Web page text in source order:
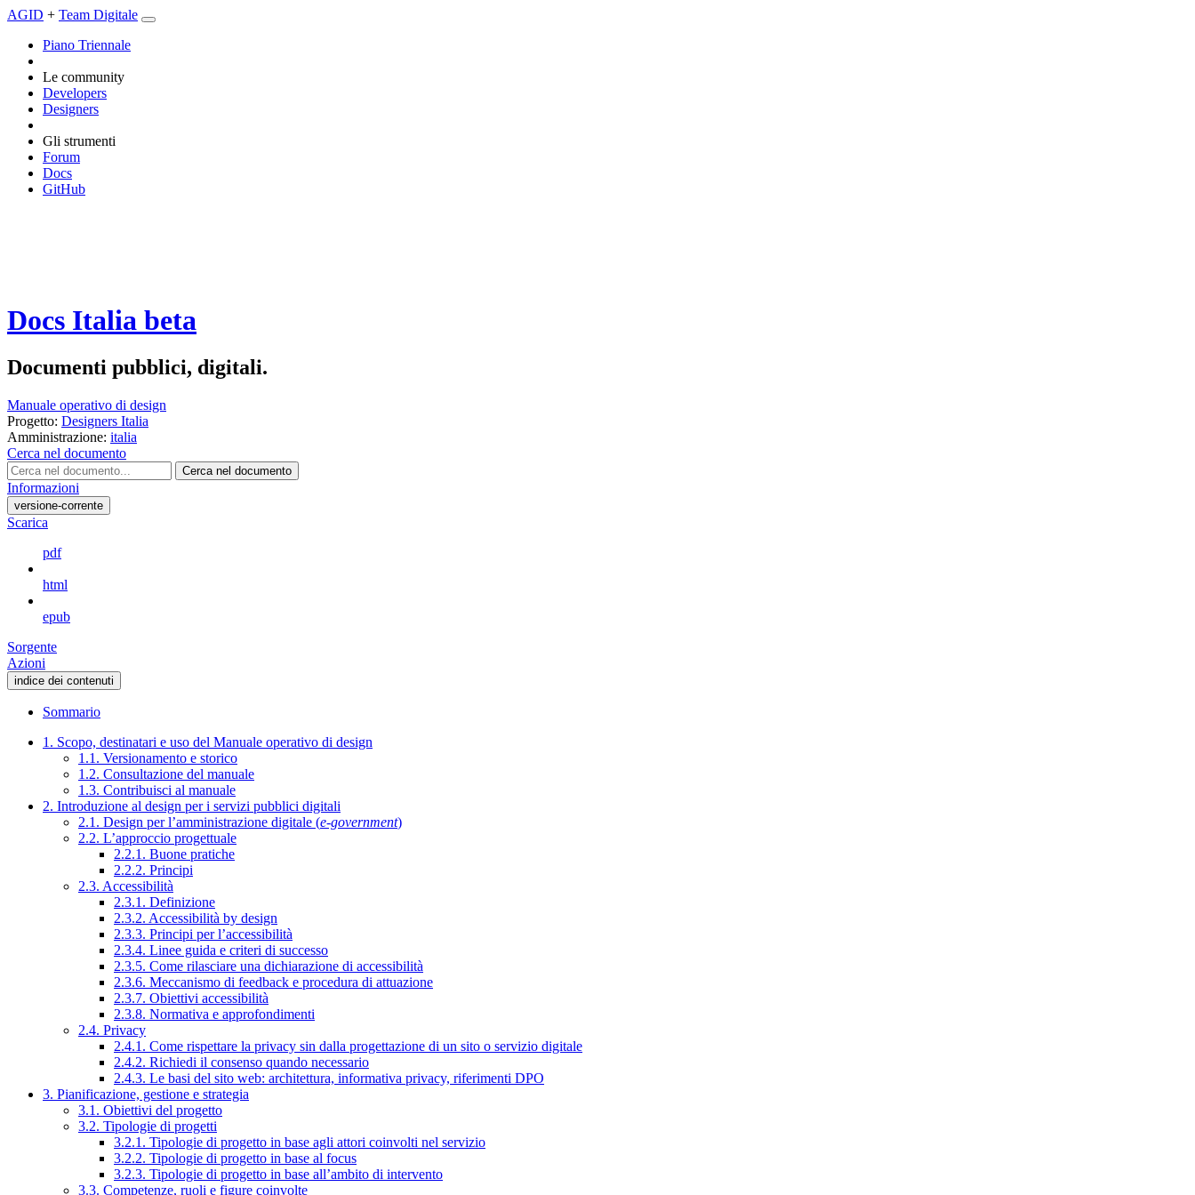
AGID + Team Digitale
Piano Triennale
Le community
Developers
Designers
Gli strumenti
Forum
Docs
GitHub
Docs Italia beta
Documenti pubblici, digitali.
Manuale operativo di design
Progetto: Designers Italia
Amministrazione: italia
Cerca nel documento
Cerca nel documento
Informazioni
versione-corrente
Scarica
pdf
html
epub
Sorgente
Azioni
indice dei contenuti
Sommario
1. Scopo, destinatari e uso del Manuale operativo di design
1.1. Versionamento e storico
1.2. Consultazione del manuale
1.3. Contribuisci al manuale
2. Introduzione al design per i servizi pubblici digitali
2.1. Design per l’amministrazione digitale (e-government)
2.2. L’approccio progettuale
2.2.1. Buone pratiche
2.2.2. Principi
2.3. Accessibilità
2.3.1. Definizione
2.3.2. Accessibilità by design
2.3.3. Principi per l’accessibilità
2.3.4. Linee guida e criteri di successo
2.3.5. Come rilasciare una dichiarazione di accessibilità
2.3.6. Meccanismo di feedback e procedura di attuazione
2.3.7. Obiettivi accessibilità
2.3.8. Normativa e approfondimenti
2.4. Privacy
2.4.1. Come rispettare la privacy sin dalla progettazione di un sito o servizio digitale
2.4.2. Richiedi il consenso quando necessario
2.4.3. Le basi del sito web: architettura, informativa privacy, riferimenti DPO
3. Pianificazione, gestione e strategia
3.1. Obiettivi del progetto
3.2. Tipologie di progetti
3.2.1. Tipologie di progetto in base agli attori coinvolti nel servizio
3.2.2. Tipologie di progetto in base al focus
3.2.3. Tipologie di progetto in base all’ambito di intervento
3.3. Competenze, ruoli e figure coinvolte